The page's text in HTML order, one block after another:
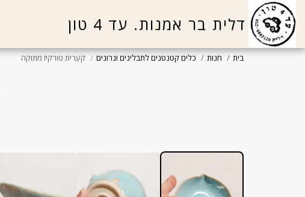
דלית בר אמנות. עד 4 טון
בית חנות כלים קטנטנים לתבלינים ונרונים קערית טורקיז מתוקה